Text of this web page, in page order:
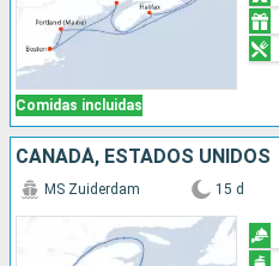
Comidas incluidas
CANADÁ, ESTADOS UNIDOS
MS Zuiderdam 15 d